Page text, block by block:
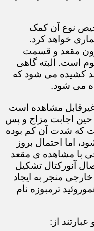
نوع آن کمک
خواهد کرد.
مقعد و قسمت
است. البته گاهی
کشیده می شود که
می شود.
مشاهده است
حین اجابت مزاج و پس
که شدت آن کم بوده
اما احتمال بروز
با مشاهده ی مقعد
آنورکتال تشکیل
منجر به ایجاد
ترمبوزه نام
از: